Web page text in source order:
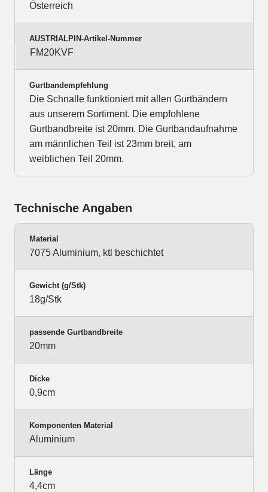
Österreich
AUSTRIALPIN-Artikel-Nummer
FM20KVF
Gurtbandempfehlung
Die Schnalle funktioniert mit allen Gurtbändern
aus unserem Sortiment. Die empfohlene
Gurtbandbreite ist 20mm. Die Gurtbandaufnahme
am männlichen Teil ist 23mm breit, am
weiblichen Teil 20mm.
Technische Angaben
Material
7075 Aluminium, ktl beschichtet
Gewicht (g/Stk)
18g/Stk
passende Gurtbandbreite
20mm
Dicke
0,9cm
Komponenten Material
Aluminium
Länge
4,4cm